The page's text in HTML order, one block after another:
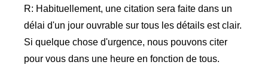
R: Habituellement, une citation sera faite dans un
délai d'un jour ouvrable sur tous les détails est clair.
Si quelque chose d'urgence, nous pouvons citer
pour vous dans une heure en fonction de tous.